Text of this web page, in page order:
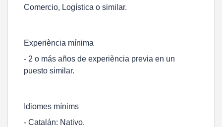
Comercio, Logística o similar.
Experiència mínima
- 2 o más años de experiència previa en un
puesto similar.
Idiomes mínims
- Catalán: Nativo.